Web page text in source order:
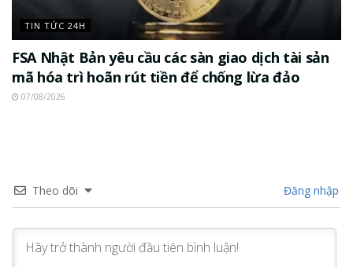
TIN TỨC 24H
FSA Nhật Bản yêu cầu các sàn giao dịch tài sản
mã hóa trì hoãn rút tiền để chống lừa đảo
07/08/2026
Theo dõi Đăng nhập